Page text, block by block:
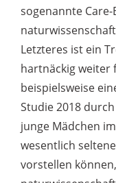
sogenannte
Letzteres ist ein
hartnäckig weiter
beispielsweise
Studie 2018
junge Mädchen
wesentlich
vorstellen